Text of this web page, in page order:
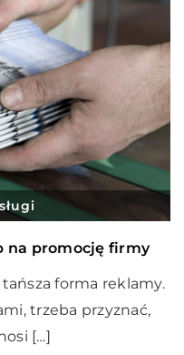
na promocję firmy
forma reklamy.
trzeba przyznać,
[…]